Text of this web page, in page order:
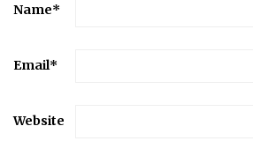
Name*
Email*
Website